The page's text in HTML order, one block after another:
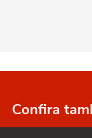
Confira